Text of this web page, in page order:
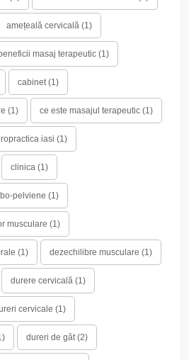
amețeală cervicală (1)
masaj terapeutic (1)
cabinet(1)
(1) ce este masajul terapeutic (1)
iasi (1)
clinica (1)
pelviene (1)
musculare (1)
(1) dezechilibre musculare (1)
durere cervicală (1)
cervicale (1)
dureri de gât(2)